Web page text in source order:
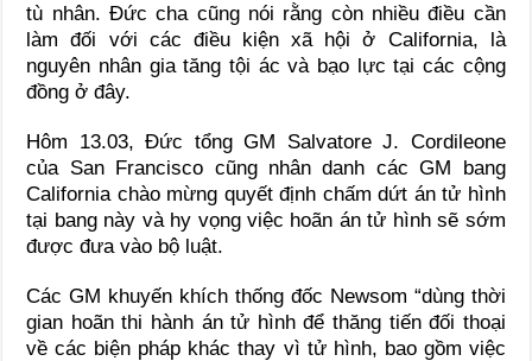
tù nhân. Đức cha cũng nói rằng còn nhiều điều cần
làm đối với các điều kiện xã hội ở California, là
nguyên nhân gia tăng tội ác và bạo lực tại các cộng
đồng ở đây.
Hôm 13.03, Đức tổng GM Salvatore J. Cordileone
của San Francisco cũng nhân danh các GM bang
California chào mừng quyết định chấm dứt án tử hình
tại bang này và hy vọng việc hoãn án tử hình sẽ sớm
được đưa vào bộ luật.
Các GM khuyến khích thống đốc Newsom “dùng thời
gian hoãn thi hành án tử hình để thăng tiến đối thoại
về các biện pháp khác thay vì tử hình, bao gồm việc